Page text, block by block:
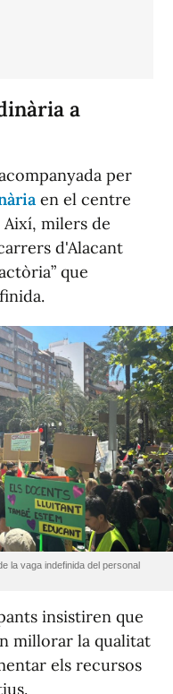
a
per
en el centre
milers de
d'Alacant
que
la vaga indefinida del personal
insistiren que
millorar la qualitat
els recursos